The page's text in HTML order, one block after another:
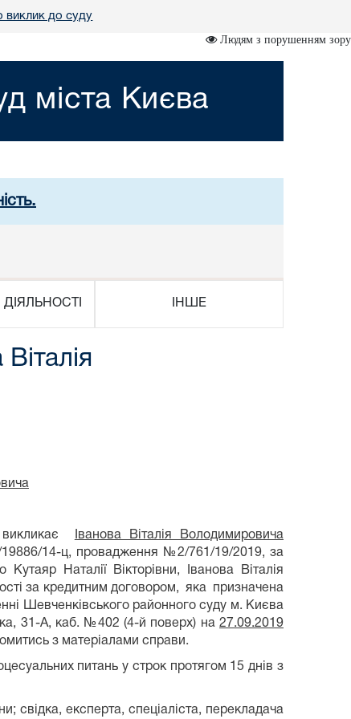
виклик до суду
Людям з порушенням зору
міста Києва
ІНШЕ
викликає
Іванова Віталія Володимировича
14-ц, провадження №2/761/19/2019, за
Наталії Вікторівни, Іванова Віталія
за кредитним договором, яка призначена
Шевченківського районного суду м. Києва
31-А, каб. №402 (4-й поверх) на 27.09.2019
з матеріалами справи.
питань у строк протягом 15 днів з
свідка, експерта, спеціаліста, перекладача